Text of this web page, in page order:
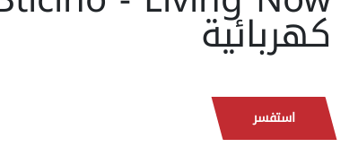
كهربائية
استفسر